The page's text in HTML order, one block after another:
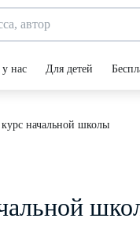
у нас Для детей
начальной школы